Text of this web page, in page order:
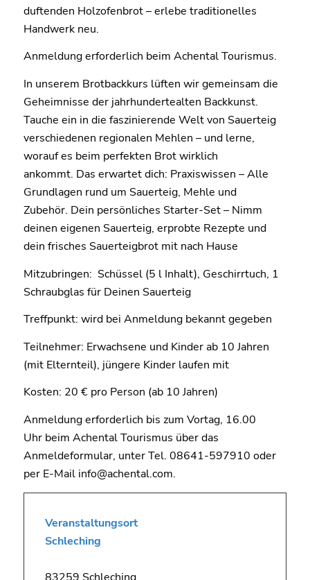
duftenden Holzofenbrot – erlebe traditionelles
Handwerk neu.
Anmeldung erforderlich beim Achental Tourismus.
In unserem Brotbackkurs lüften wir gemeinsam die
Geheimnisse der jahrhundertealten Backkunst.
Tauche ein in die faszinierende Welt von Sauerteig
verschiedenen regionalen Mehlen – und lerne,
worauf es beim perfekten Brot wirklich
ankommt. Das erwartet dich: Praxiswissen – Alle
Grundlagen rund um Sauerteig, Mehle und
Zubehör. Dein persönliches Starter-Set – Nimm
deinen eigenen Sauerteig, erprobte Rezepte und
dein frisches Sauerteigbrot mit nach Hause
Mitzubringen: Schüssel (5 l Inhalt), Geschirrtuch, 1
Schraubglas für Deinen Sauerteig
Treffpunkt: wird bei Anmeldung bekannt gegeben
Teilnehmer: Erwachsene und Kinder ab 10 Jahren
(mit Elternteil), jüngere Kinder laufen mit
Kosten: 20 € pro Person (ab 10 Jahren)
Anmeldung erforderlich bis zum Vortag, 16.00
Uhr beim Achental Tourismus über das
Anmeldeformular, unter Tel. 08641-597910 oder
per E-Mail info@achental.com.
Veranstaltungsort
Schleching
83259 Schleching